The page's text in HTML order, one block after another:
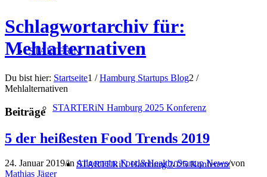
STARTERiN
STARTERiN Hamburg 2025 Konferenz
STARTERiN Hamburg 2025 Konferenz
Schlagwortarchiv für:
Mehlalternativen
Du bist hier: Startseite1 / Hamburg Startups Blog2 /
Mehlalternativen
Beiträge
5 der heißesten Food Trends 2019
24. Januar 2019/inAllgemein,Food&Health,Startup News/von
Mathias Jäger